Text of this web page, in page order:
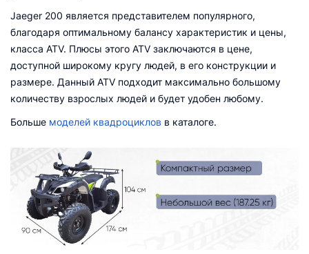
Jaeger 200 является представителем популярного,
благодаря оптимальному балансу характеристик и цены,
класса ATV. Плюсы этого ATV заключаются в цене,
доступной широкому кругу людей, в его конструкции и
размере. Данный ATV подходит максимально большому
количеству взрослых людей и будет удобен любому.
Больше моделей квадроциклов в каталоге.